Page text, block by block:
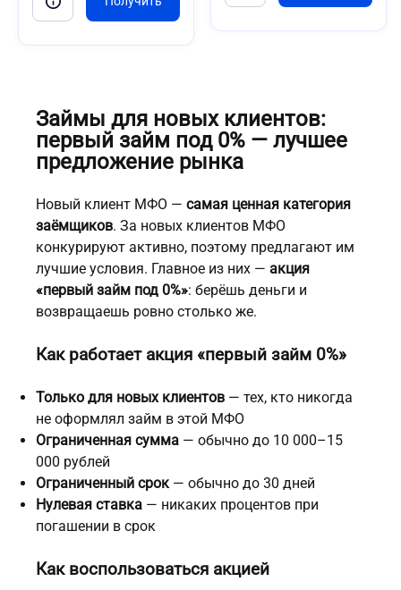
Займы для новых клиентов:
первый займ под 0% — лучшее
предложение рынка
Новый клиент МФО — самая ценная категория
заёмщиков. За новых клиентов МФО
конкурируют активно, поэтому предлагают им
лучшие условия. Главное из них — акция
«первый займ под 0%»: берёшь деньги и
возвращаешь ровно столько же.
Как работает акция «первый займ 0%»
Только для новых клиентов — тех, кто никогда
не оформлял займ в этой МФО
Ограниченная сумма — обычно до 10 000–15
000 рублей
Ограниченный срок— обычно до 30 дней
Нулевая ставка — никаких процентов при
погашении в срок
Как воспользоваться акцией